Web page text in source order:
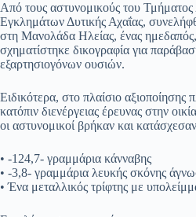
Από τους αστυνομικούς του Τμήματος
Εγκλημάτων Δυτικής Αχαΐας,
στη Μανολάδα Ηλείας, ένας
σχηματίστηκε δικογραφία για
εξαρτησιογόνων ουσιών.
Ειδικότερα, στο πλαίσιο αξιοποίησης
κατόπιν διενέργειας έρευνας στην
οι αστυνομικοί βρήκαν και
• -124,7- γραμμάρια κάνναβης
• -3,8- γραμμάρια λευκής σκόνης
• Ένα μεταλλικός τρίφτης με